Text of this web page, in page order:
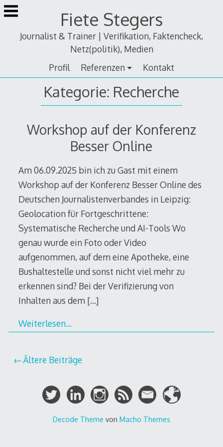
Zum
Inhalt
Fiete Stegers
Journalist & Trainer | Verifikation, Faktencheck,
Netz(politik), Medien
Profil
Referenzen Kontakt
Kategorie: Recherche
Workshop auf der Konferenz
Besser Online
Am 06.09.2025 bin ich zu Gast mit einem
Workshop auf der Konferenz Besser Online des
Deutschen Journalistenverbandes in Leipzig:
Geolocation für Fortgeschrittene:
Systematische Recherche und AI-Tools Wo
genau wurde ein Foto oder Video
aufgenommen, auf dem eine Apotheke, eine
Bushaltestelle und sonst nicht viel mehr zu
erkennen sind? Bei der Verifizierung von
Inhalten aus dem […]
Weiterlesen…
Beitragsnavigation
Ältere Beiträge
Decode Theme von Macho Themes